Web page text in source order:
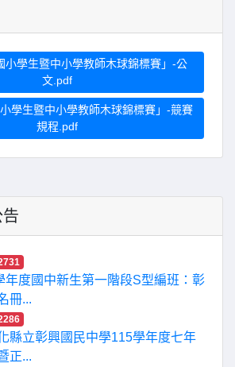
學生暨中小學教師木球錦標賽」-公
文.pdf
學生暨中小學教師木球錦標賽」-競賽
規程.pdf
年度國中新生第一階段S型編班：彰
冊...
縣立彰興國民中學115學年度七年
正...